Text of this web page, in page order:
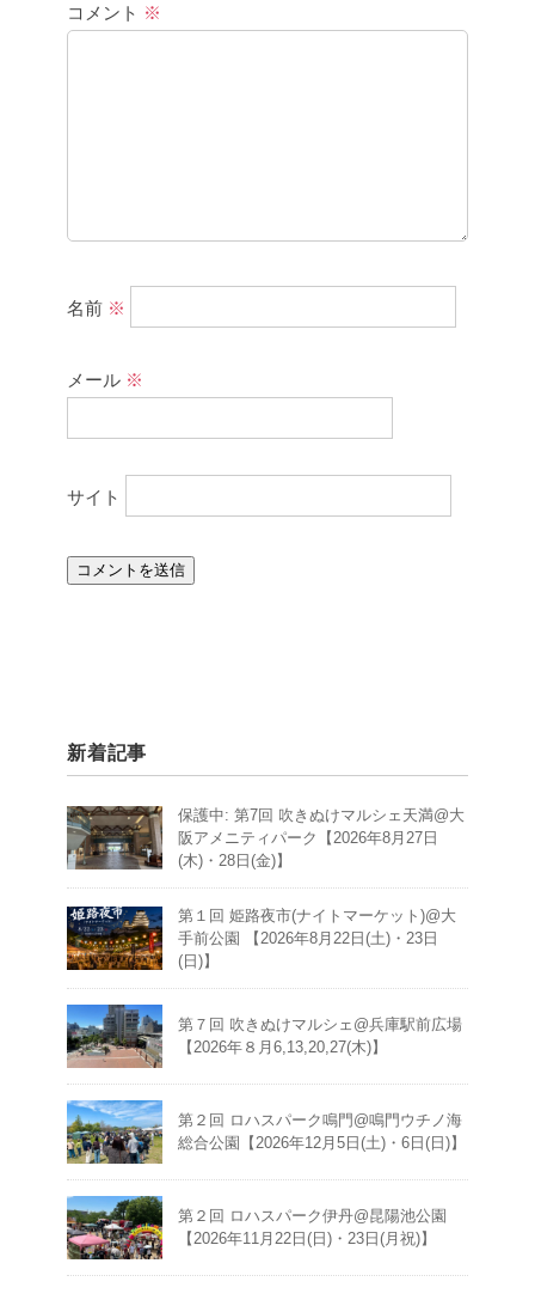
コメント ※
名前 ※
メール ※
サイト
新着記事
保護中: 第7回 吹きぬけマルシェ天満@大
阪アメニティパーク【2026年8月27日
(木)・28日(金)】
第１回 姫路夜市(ナイトマーケット)@大
手前公園 【2026年8月22日(土)・23日
(日)】
第７回 吹きぬけマルシェ@兵庫駅前広場
【2026年８月6,13,20,27(木)】
第２回 ロハスパーク鳴門@鳴門ウチノ海
総合公園【2026年12月5日(土)・6日(日)】
第２回 ロハスパーク伊丹@昆陽池公園
【2026年11月22日(日)・23日(月祝)】